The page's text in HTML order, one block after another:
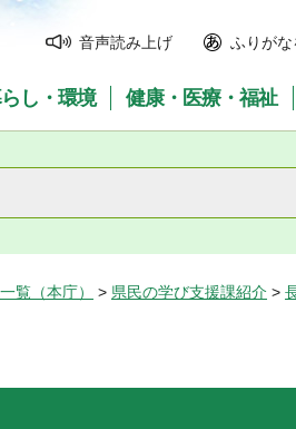
音声読み上げ ふりがな
し・環境 健康・医療・福祉
覧（本庁） > 県民の学び支援課紹介 >